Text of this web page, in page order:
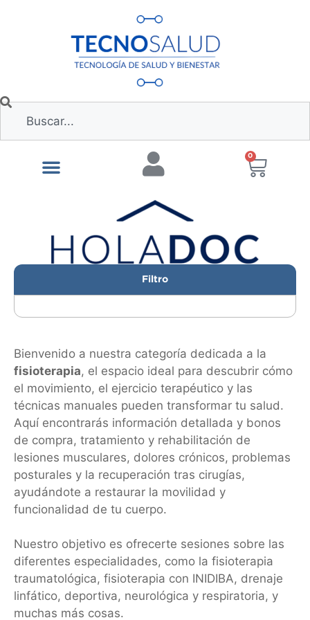
0
Filtro
Bienvenido a nuestra categoría dedicada a la
fisioterapia, el espacio ideal para descubrir cómo
el movimiento, el ejercicio terapéutico y las
técnicas manuales pueden transformar tu salud.
Aquí encontrarás información detallada y bonos
de compra, tratamiento y rehabilitación de
lesiones musculares, dolores crónicos, problemas
posturales y la recuperación tras cirugías,
ayudándote a restaurar la movilidad y
funcionalidad de tu cuerpo.
Nuestro objetivo es ofrecerte sesiones sobre las
diferentes especialidades, como la fisioterapia
traumatológica, fisioterapia con INIDIBA, drenaje
linfático, deportiva, neurológica y respiratoria, y
muchas más cosas.
Necesarias
Son
necesarias
para que
funcione la
web.